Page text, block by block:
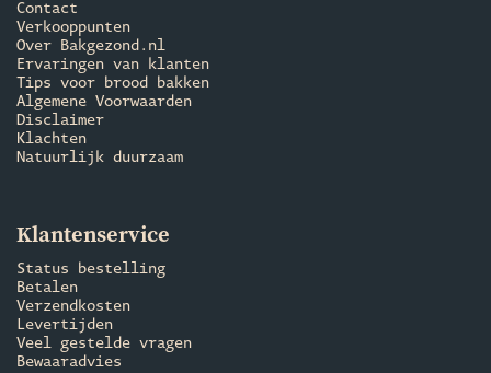
Contact
Verkooppunten
Over Bakgezond.nl
Ervaringen van klanten
Tips voor brood bakken
Algemene Voorwaarden
Disclaimer
Klachten
Natuurlijk duurzaam
Klantenservice
Status bestelling
Betalen
Verzendkosten
Levertijden
Veel gestelde vragen
Bewaaradvies